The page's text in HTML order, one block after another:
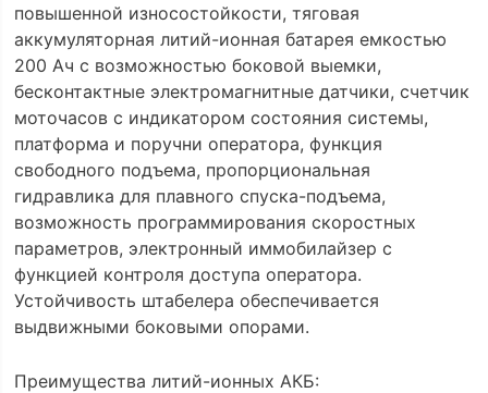
повышенной износостойкости, тяговая
аккумуляторная литий-ионная батарея емкостью
200 Ач с возможностью боковой выемки,
бесконтактные электромагнитные датчики, счетчик
моточасов с индикатором состояния системы,
платформа и поручни оператора, функция
свободного подъема, пропорциональная
гидравлика для плавного спуска-подъема,
возможность программирования скоростных
параметров, электронный иммобилайзер с
функцией контроля доступа оператора.
Устойчивость штабелера обеспечивается
выдвижными боковыми опорами.
Преимущества литий-ионных АКБ: